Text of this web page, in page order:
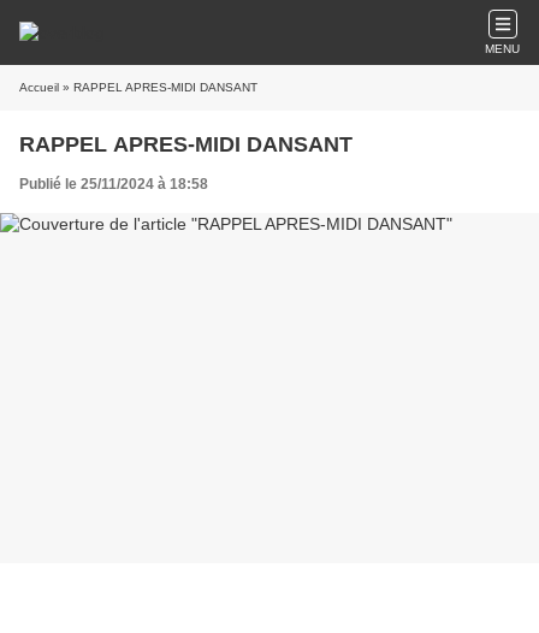
MENU
Accueil » RAPPEL APRES-MIDI DANSANT
RAPPEL APRES-MIDI DANSANT
Publié le 25/11/2024 à 18:58